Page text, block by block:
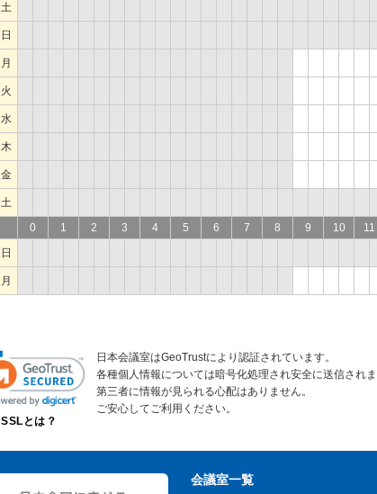
土
日
月
火
水
木
金
土
0
1 2 3 4 5 6 7 8 9 10 11
日
月
SSLとは？
日本会議室はGeoTrustにより認証されています。
各種個人情報については暗号化処理され安全に送信されま
第三者に情報が見られる心配はありません。
ご安心してご利用ください。
会議室一覧